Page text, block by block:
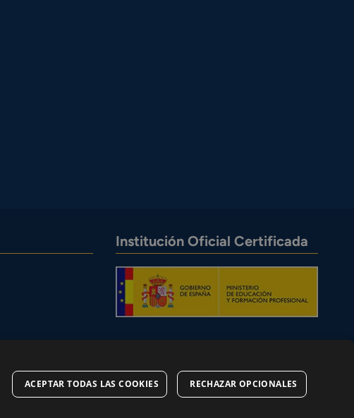
Institución Oficial Certificada
ACEPTAR TODAS LAS COOKIES RECHAZAR OPCIONALES